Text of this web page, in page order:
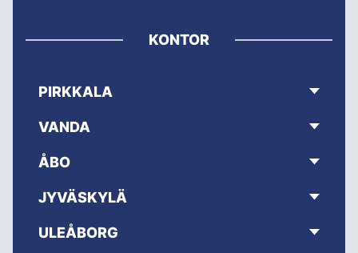
KONTOR
PIRKKALA
VANDA
ÅBO
JYVÄSKYLÄ
ULEÅBORG